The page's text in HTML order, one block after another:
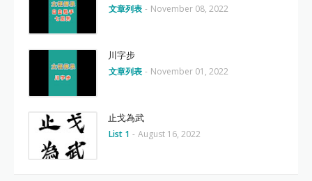
文章列表 - November 08, 2022
川字步
文章列表 - November 01, 2022
止戈為武
List 1 - August 16, 2022